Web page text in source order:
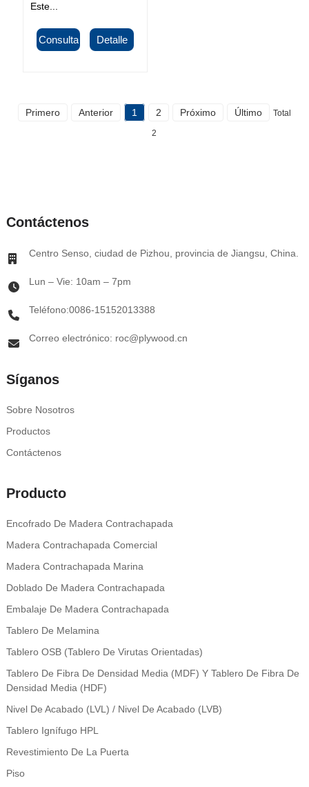
Este...
Consulta Detalle
Primero Anterior 1 2 Próximo Último Total
2
Contáctenos
Centro Senso, ciudad de Pizhou, provincia de Jiangsu, China.
Lun – Vie: 10am – 7pm
Teléfono:0086-15152013388
Correo electrónico: roc@plywood.cn
Síganos
Sobre Nosotros
Productos
Contáctenos
Producto
Encofrado De Madera Contrachapada
Madera Contrachapada Comercial
Madera Contrachapada Marina
Doblado De Madera Contrachapada
Embalaje De Madera Contrachapada
Tablero De Melamina
Tablero OSB (tablero De Virutas Orientadas)
Tablero De Fibra De Densidad Media (MDF) Y Tablero De Fibra De
Densidad Media (HDF)
Nivel De Acabado (LVL) / Nivel De Acabado (LVB)
Tablero Ignífugo HPL
Revestimiento De La Puerta
Piso